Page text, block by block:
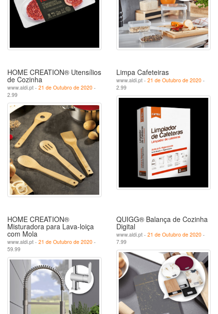
HOME CREATION® Utensílios
de Cozinha
www.aldi.pt - 21 de Outubro de 2020 -
2.99
Limpa Cafeteiras
www.aldi.pt - 21 de Outubro de 2020 -
2.99
HOME CREATION®
Misturadora para Lava-loiça
com Mola
www.aldi.pt - 21 de Outubro de 2020 -
59.99
QUIGG® Balança de Cozinha
Digital
www.aldi.pt - 21 de Outubro de 2020 -
7.99